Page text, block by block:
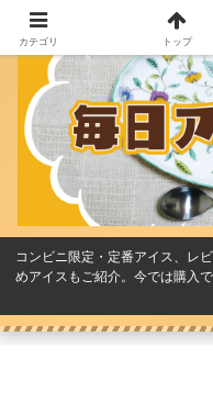
コンビニ限定・定番アイス、レ
めアイスもご紹介。今では購入
カテゴリ トップ